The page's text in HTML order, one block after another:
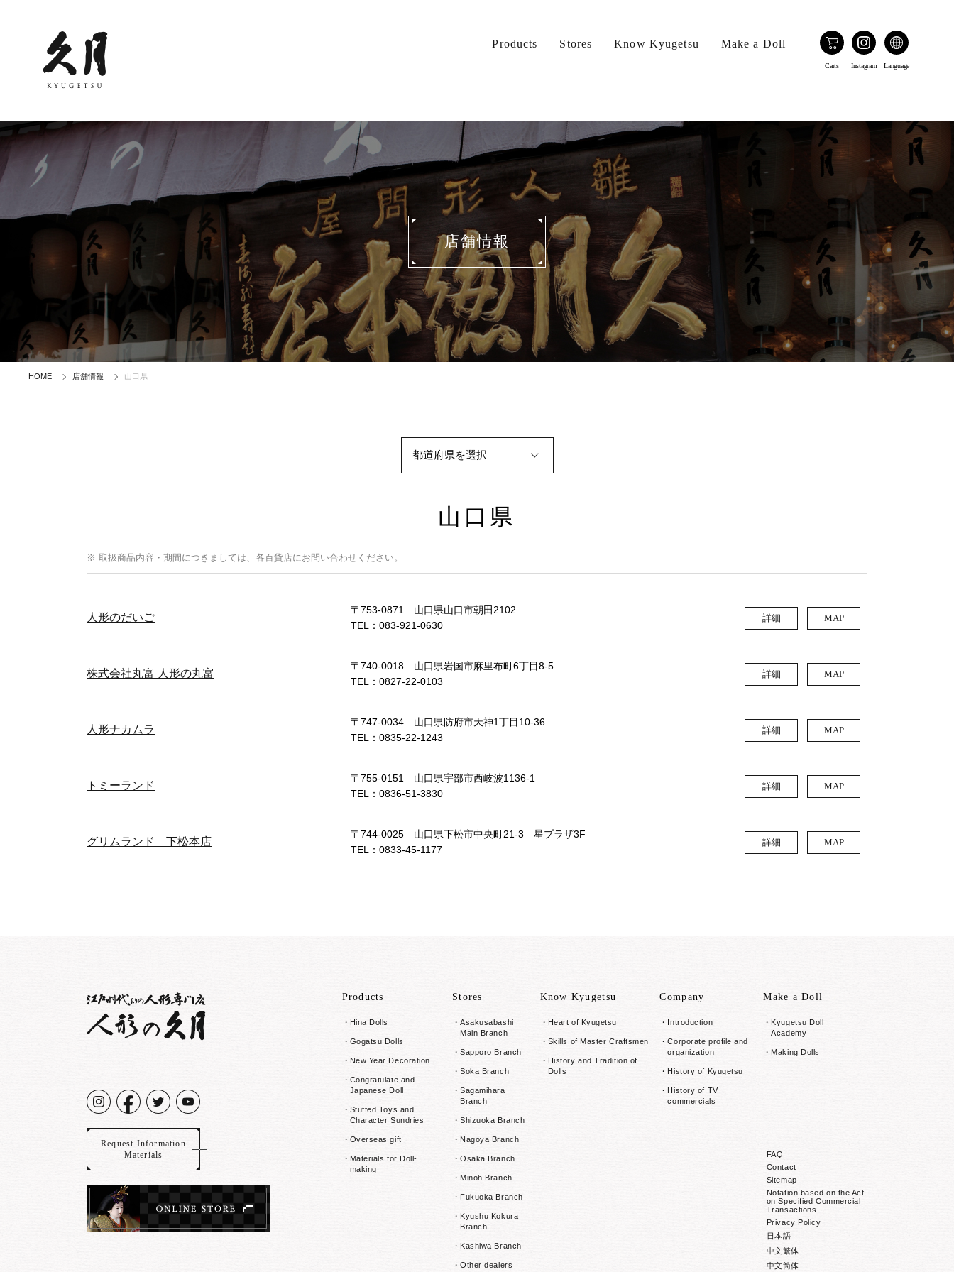
Products Stores Know Kyugetsu Make a Doll
Carts Instagram Language
店舗情報
HOME 店舗情報 山口県
山口県
※ 取扱商品内容・期間につきましては、各百貨店にお問い合わせください。
人形のだいご
〒753-0871 山口県山口市朝田2102
TEL：083-921-0630
詳細 MAP
株式会社丸富 人形の丸富
〒740-0018 山口県岩国市麻里布町6丁目8-5
TEL：0827-22-0103
詳細 MAP
人形ナカムラ
〒747-0034 山口県防府市天神1丁目10-36
TEL：0835-22-1243
詳細 MAP
トミーランド
〒755-0151 山口県宇部市西岐波1136-1
TEL：0836-51-3830
詳細 MAP
グリムランド 下松本店
〒744-0025 山口県下松市中央町21-3 星プラザ3F
TEL：0833-45-1177
詳細 MAP
Request Information
Materials
Products
Hina Dolls
Gogatsu Dolls
New Year Decoration
Congratulate and
Japanese Doll
Stuffed Toys and
Character Sundries
Overseas gift
Materials for Doll-
making
Stores
Asakusabashi
Main Branch
Sapporo Branch
Soka Branch
Sagamihara
Branch
Shizuoka Branch
Nagoya Branch
Osaka Branch
Minoh Branch
Fukuoka Branch
Kyushu Kokura
Branch
Kashiwa Branch
Other dealers
Know Kyugetsu
Heart of Kyugetsu
Skills of Master Craftsmen
History and Tradition of
Dolls
Company
Introduction
Corporate profile and
organization
History of Kyugetsu
History of TV
commercials
Make a Doll
Kyugetsu Doll
Academy
Making Dolls
FAQ
Contact
Sitemap
Notation based on the Act
on Specified Commercial
Transactions
Privacy Policy
日本語
中文繁体
中文简体